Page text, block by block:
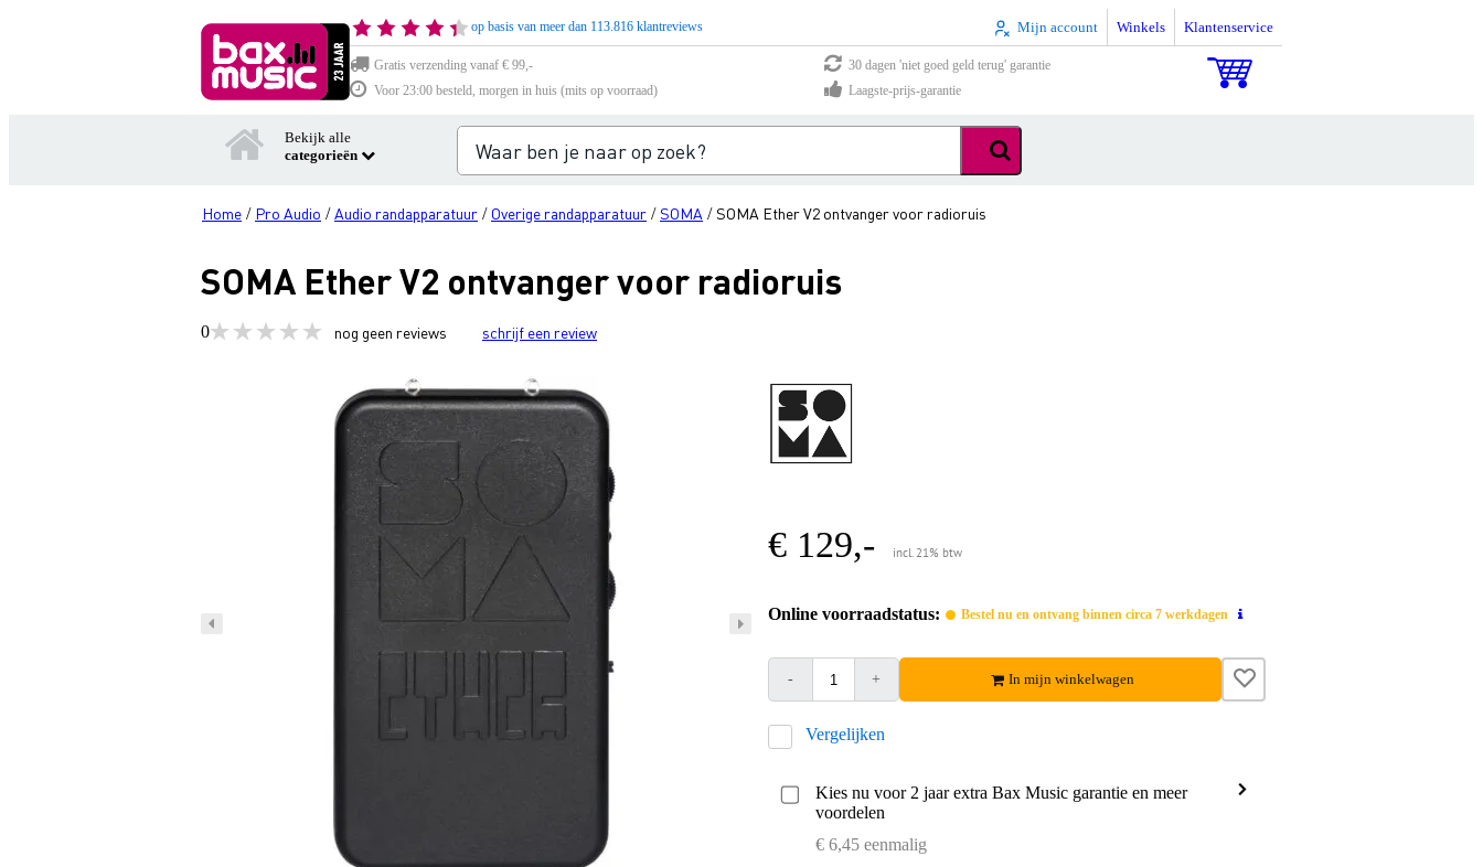
op basis van meer dan 113.816 klantreviews Mijn account Winkels Klantenservice
Gratis verzending vanaf € 99,-
30 dagen 'niet goed geld terug' garantie
Voor 23:00 besteld, morgen in huis (mits op voorraad)
Laagste-prijs-garantie
Bekijk alle
categorieën
Home / Pro Audio /Audio randapparatuur / Overige randapparatuur /SOMA /SOMA Ether V2 ontvanger voor radioruis
SOMA Ether V2 ontvanger voor radioruis
0 nog geen reviews schrijf een review
€ 129,- incl. 21% btw
Online voorraadstatus: Bestel nu en ontvang binnen circa 7 werkdagen
- + In mijn winkelwagen
Vergelijken
Kies nu voor 2 jaar extra Bax Music garantie en meer
voordelen
€ 6,45 eenmalig